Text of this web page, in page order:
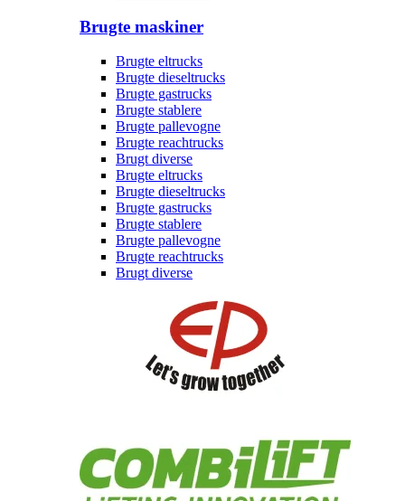
Brugte maskiner
Brugte eltrucks
Brugte dieseltrucks
Brugte gastrucks
Brugte stablere
Brugte pallevogne
Brugte reachtrucks
Brugt diverse
Brugte eltrucks
Brugte dieseltrucks
Brugte gastrucks
Brugte stablere
Brugte pallevogne
Brugte reachtrucks
Brugt diverse